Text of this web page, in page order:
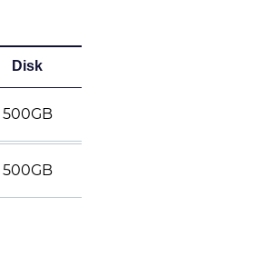
Disk
500GB
500GB